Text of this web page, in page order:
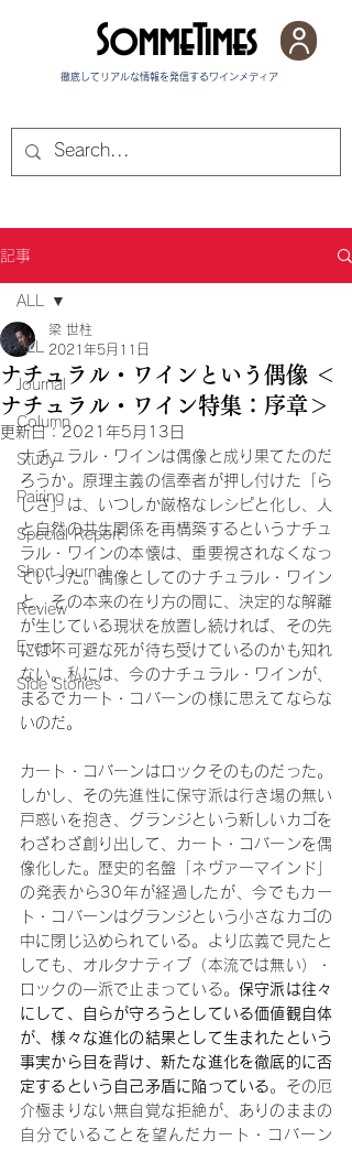
徹底してリアルな情報を発信する​ワインメディア
SommeTimes
記事
ALL
Journal
Column
Study
Pairing
Special Report
Short Journal
Review
Event
Side Stories
ALL
ナチュラル・ワインという偶像 ＜
ナチュラル・ワイン特集：序章＞
梁 世柱
2021年5月11日
更新日：2021年5月13日
ナチュラル・ワインは偶像と成り果てたのだ
ろうか。原理主義の信奉者が押し付けた「ら
しさ」は、いつしか厳格なレシピと化し、人
と自然の共生関係を再構築するというナチュ
ラル・ワインの本懐は、重要視されなくなっ
ていった。偶像としてのナチュラル・ワイン
と、その本来の在り方の間に、決定的な解離
が生じている現状を放置し続ければ、その先
には不可避な死が待ち受けているのかも知れ
ない。私には、今のナチュラル・ワインが、
まるでカート・コバーンの様に思えてならな
いのだ。
カート・コバーンはロックそのものだった。
しかし、その先進性に保守派は行き場の無い
戸惑いを抱き、グランジという新しいカゴを
わざわざ創り出して、カート・コバーンを偶
像化した。歴史的名盤「ネヴァーマインド」
の発表から30年が経過したが、今でもカー
ト・コバーンはグランジという小さなカゴの
中に閉じ込められている。より広義で見たと
しても、オルタナティブ（本流では無い）・
ロックの一派で止まっている。 保守派は往々
にして、自らが守ろうとしている価値観自体
が、様々な進化の結果として生まれたという
事実から目を背け、新たな進化を徹底的に否
定するという自己矛盾に陥っている。その厄
介極まりない無自覚な拒絶が、ありのままの
自分でいることを望んだカート・コバーン